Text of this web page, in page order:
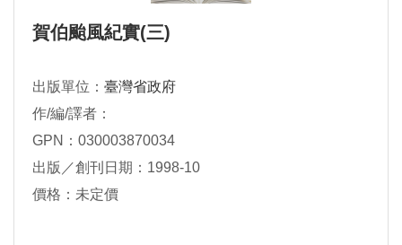
賀伯颱風紀實(三)
出版單位： 臺灣省政府
作/編/譯者：
GPN：030003870034
出版／創刊日期：1998-10
價格：未定價